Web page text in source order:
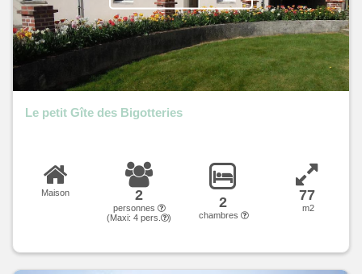
Le petit Gîte des Bigotteries
Maison 2
personnes
(Maxi: 4 pers. )
2
chambres
77
m2